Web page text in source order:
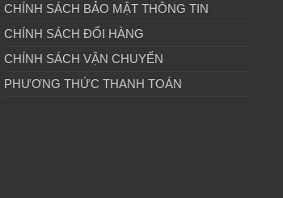
CHÍNH SÁCH BẢO MẬT THÔNG TIN
CHÍNH SÁCH ĐỔI HÀNG
CHÍNH SÁCH VẬN CHUYỂN
PHƯƠNG THỨC THANH TOÁN